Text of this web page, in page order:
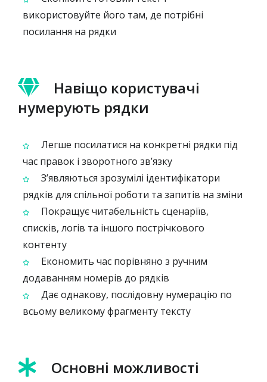
використовуйте його там, де потрібні
посилання на рядки
Навіщо користувачі
нумерують рядки
Легше посилатися на конкретні рядки під
час правок і зворотного зв’язку
З’являються зрозумілі ідентифікатори
рядків для спільної роботи та запитів на зміни
Покращує читабельність сценаріїв,
списків, логів та іншого пострічкового
контенту
Економить час порівняно з ручним
додаванням номерів до рядків
Дає однакову, послідовну нумерацію по
всьому великому фрагменту тексту
Основні можливості